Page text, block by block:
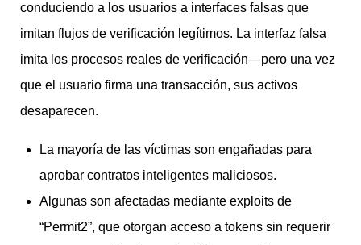
conduciendo a los usuarios a interfaces falsas que
imitan flujos de verificación legítimos. La interfaz falsa
imita los procesos reales de verificación—pero una vez
que el usuario firma una transacción, sus activos
desaparecen.
La mayoría de las víctimas son engañadas para
aprobar contratos inteligentes maliciosos.
Algunas son afectadas mediante exploits de
“Permit2”, que otorgan acceso a tokens sin requerir